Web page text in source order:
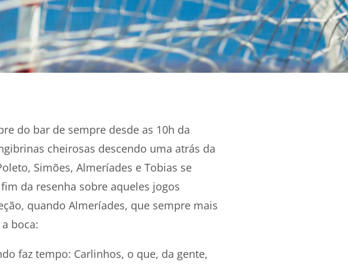
do bar de sempre desde as 10h da
cheirosas descendo uma atrás da
Simões, Almeríades e Tobias se
da resenha sobre aqueles jogos
quando Almeríades, que sempre mais
boca:
faz tempo: Carlinhos, o que, da gente,